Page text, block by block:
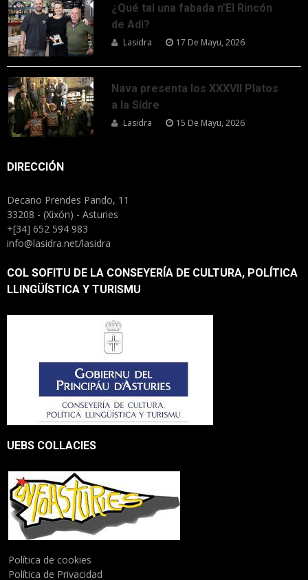
¿Qué tal una fabada n’El Rincón
de Adi?
Lasidra 17 De Mayu, 2026
Nava presenta los XXXVII Platos
a la Sidre
Lasidra 15 De Mayu, 2026
DIRECCIÓN
Decano Prendes Pando, 11
33208 - (Xixón) - Asturies
+[34] 652 594 983
info@lasidra.net/lasidra
COL SOFITU DE LA CONSEYERÍA DE CULTURA, POLÍTICA
LLINGÜÍSTICA Y TURISMU
UEBS COLLACIES
Política de cookies
Política de Privacidad